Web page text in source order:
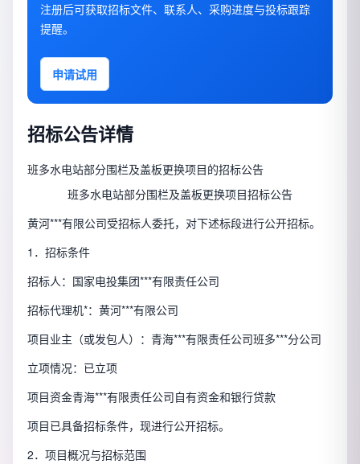
注册后可获取招标文件、联系人、采购进度与投标跟踪
提醒。
申请试用
招标公告详情
班多水电站部分围栏及盖板更换项目的招标公告
班多水电站部分围栏及盖板更换项目招标公告
黄河***有限公司受招标人委托，对下述标段进行公开招标。
1．招标条件
招标人：国家电投集团***有限责任公司
招标代理机*：黄河***有限公司
项目业主（或发包人）：青海***有限责任公司班多***分公司
立项情况：已立项
项目资金青海***有限责任公司自有资金和银行贷款
项目已具备招标条件，现进行公开招标。
2．项目概况与招标范围